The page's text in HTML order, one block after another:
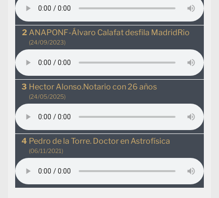
ANAPONF-Álvaro Calafat desfila MadridRio
(24/09/2023)
Hector Alonso.Notario con 26 años
(24/05/2025)
Pedro de la Torre. Doctor en Astrofísica
(06/11/2021)